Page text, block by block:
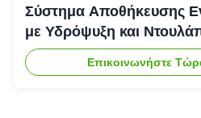
Σύστημα Αποθήκευσης
με Υδρόψυξη και
Αποθήκευσης Ενέργειας
Επικοινωνήστε